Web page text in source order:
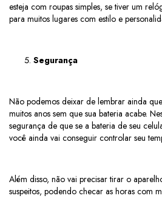
esteja com roupas simples, se tiver um
para muitos lugares com estilo e
Segurança
Não podemos deixar de lembrar ainda
muitos anos sem que sua bateria acabe.
segurança de que se a bateria de seu
você ainda vai conseguir controlar seu
Além disso, não vai precisar tirar o
suspeitos, podendo checar as horas com